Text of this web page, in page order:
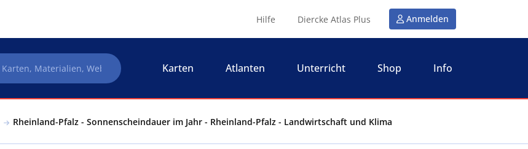
Hilfe Diercke Atlas Plus Anmelden
Karten Atlanten Unterricht Shop Info
Rheinland-Pfalz - Sonnenscheindauer im Jahr - Rheinland-Pfalz - Landwirtschaft und Klima